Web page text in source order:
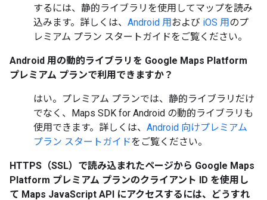
するには、静的ライブラリを使用してマップを読み
込みます。詳しくは、 Android 用および iOS 用のプ
レミアム プラン スタートガイドをご覧ください。
Android 用の動的ライブラリを Google Maps Platform
プレミアム プランで利用できますか？
はい。プレミアム プランでは、静的ライブラリだけ
でなく、Maps SDK for Android の動的ライブラリも
使用できます。詳しくは、 Android 向けプレミアム
プラン スタートガイドをご覧ください。
HTTPS（SSL）で読み込まれたページから Google Maps
Platform プレミアム プランのクライアント ID を使用し
て Maps JavaScript API にアクセスするには、どうすれ